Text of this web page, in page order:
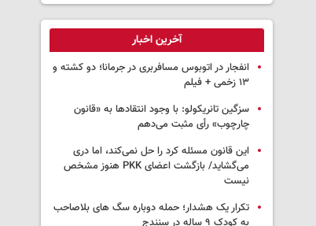
آخرین اخبار
انفجار در اتوبوس مسافربری در جرمانا؛ دو کشته و
۱۳ زخمی + فیلم
سزگین تانریکولو: با وجود انتقادها به «قانون
چارچوب» رأی مثبت می‌دهم
این قانون مسئله کرد را حل نمی‌کند، اما دری
می‌گشاید/ بازگشت اعضای PKK هنوز مشخص
نیست
تکرار یک هشدار؛ حمله دوباره سگ های بلاصاحب
به کودک ۹ ساله در سنندج